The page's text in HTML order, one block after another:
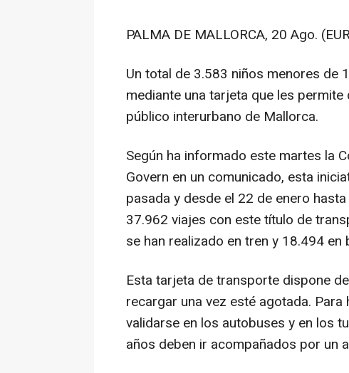
PALMA DE MALLORCA, 20 Ago.
Un total de 3.583 niños menores de
mediante una tarjeta que les
público interurbano de Mallorca.
Según ha informado este martes la
Govern en un comunicado, esta
pasada y desde el 22 de enero
37.962 viajes con este título de
se han realizado en tren y 18.494 en
Esta tarjeta de transporte dispone
recargar una vez esté agotada.
validarse en los autobuses y en los
años deben ir acompañados por un